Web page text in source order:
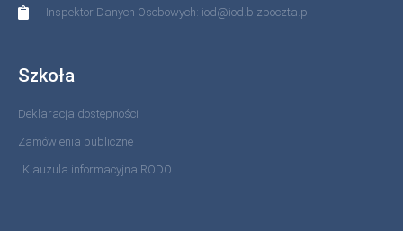
Inspektor Danych Osobowych: iod@iod.bizpoczta.pl
Szkoła
Deklaracja dostępności
Zamówienia publiczne
Klauzula informacyjna RODO